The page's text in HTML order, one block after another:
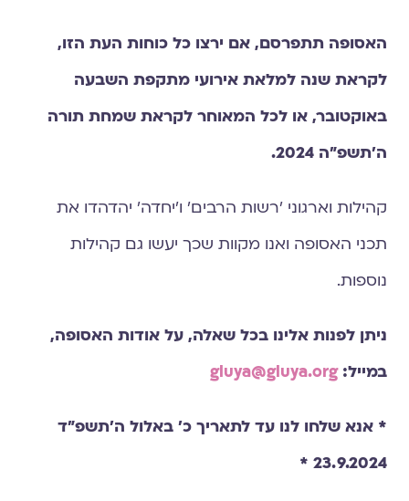
האסופה תתפרסם, אם ירצו כל כוחות העת הזו,
לקראת שנה למלאת אירועי מתקפת השבעה
באוקטובר, או לכל המאוחר לקראת שמחת תורה
ה׳תשפ״ה 2024.
קהילות וארגוני 'רשות הרבים' ו'יחדה' יהדהדו את
תכני האסופה ואנו מקוות שכך יעשו גם קהילות
נוספות.
ניתן לפנות אלינו בכל שאלה, על אודות האסופה,
במייל:gluya@gluya.org
* אנא שלחו לנו עד לתאריך כ׳ באלול ה׳תשפ״ד
23.9.2024 *